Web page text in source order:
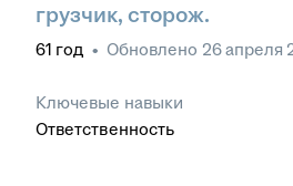
грузчик, сторож.
61 год • Обновлено 26 апреля
Ключевые навыки
Ответственность